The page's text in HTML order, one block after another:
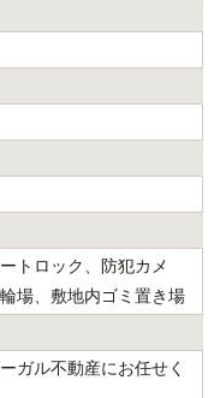
トロック、防犯カメ
場、敷地内ゴミ置き場
ガル不動産にお任せく